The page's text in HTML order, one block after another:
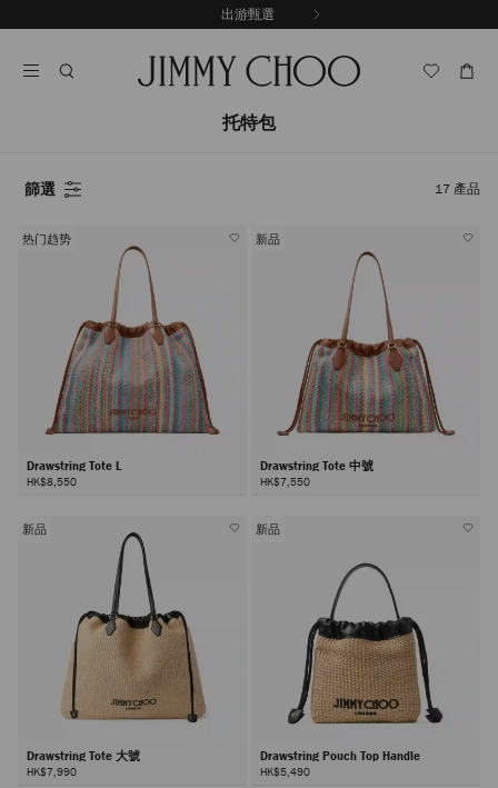
至
探索新品
出游甄選
托特包
篩選 17 產品
热门趋势
Drawstring Tote L
HK$8,550
新品
Drawstring Tote 中號
HK$7,550
新品
Drawstring Tote 大號
HK$7,990
新品
Drawstring Pouch Top Handle
HK$5,490